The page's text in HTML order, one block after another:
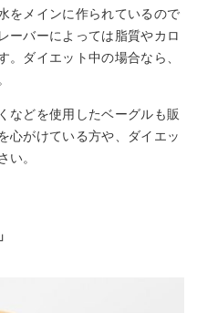
をメインに作られているので
ーバーによっては脂質やカロ
。ダイエット中の場合なら、
などを使用したベーグルも販
心がけている方や、ダイエッ
い。